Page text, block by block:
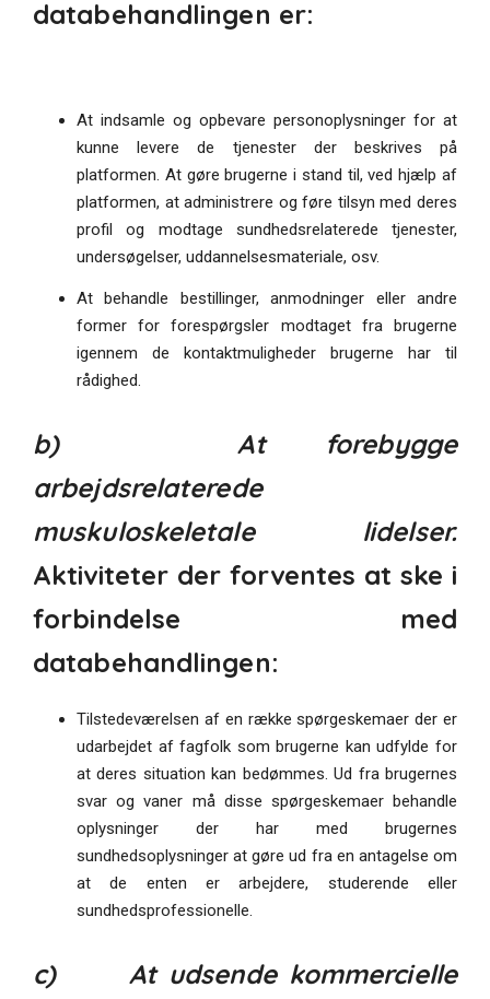
databehandlingen er:
At indsamle og opbevare personoplysninger for at
kunne levere de tjenester der beskrives på
platformen. At gøre brugerne i stand til, ved hjælp af
platformen, at administrere og føre tilsyn med deres
profil og modtage sundhedsrelaterede tjenester,
undersøgelser, uddannelsesmateriale, osv.
At behandle bestillinger, anmodninger eller andre
former for forespørgsler modtaget fra brugerne
igennem de kontaktmuligheder brugerne har til
rådighed.
b) At forebygge
arbejdsrelaterede
muskuloskeletale lidelser.
Aktiviteter der forventes at ske i
forbindelse med
databehandlingen:
Tilstedeværelsen af en række spørgeskemaer der er
udarbejdet af fagfolk som brugerne kan udfylde for
at deres situation kan bedømmes. Ud fra brugernes
svar og vaner må disse spørgeskemaer behandle
oplysninger der har med brugernes
sundhedsoplysninger at gøre ud fra en antagelse om
at de enten er arbejdere, studerende eller
sundhedsprofessionelle.
c) At udsende kommercielle